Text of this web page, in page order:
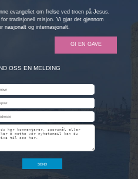
evangeliet om frelse ved troen på Jesus,
tradisjonell misjon. Vi gjør det gjennom
nasjonalt og internasjonalt.
GI EN GAVE
OSS EN MELDING